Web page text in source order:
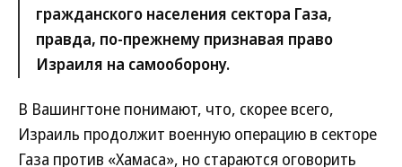
гражданского населения сектора Газа,
правда, по-прежнему признавая право
Израиля на самооборону.
В Вашингтоне понимают, что, скорее всего,
Израиль продолжит военную операцию в секторе
Газа против «Хамаса», но стараются оговорить